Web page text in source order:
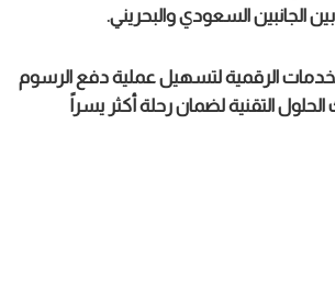
الجانبين السعودي والبحريني.
الرقمية لتسهيل عملية دفع الرسوم
التقنية لضمان رحلة أكثر يسراً